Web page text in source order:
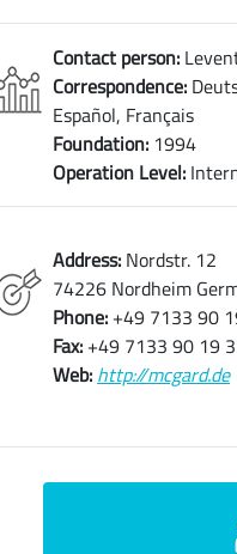
Contact person:
Correspondence:
Español, Français
Foundation: 1994
Operation Level:
Address: Nordstr. 12
74226 Nordheim
Phone: +49 7133 90
Fax: +49 7133 90 19
Web: http://mcgard.de